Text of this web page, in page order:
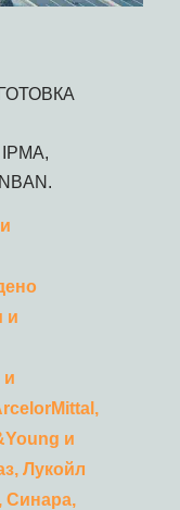
и
и
и
Лукойл
Синара,